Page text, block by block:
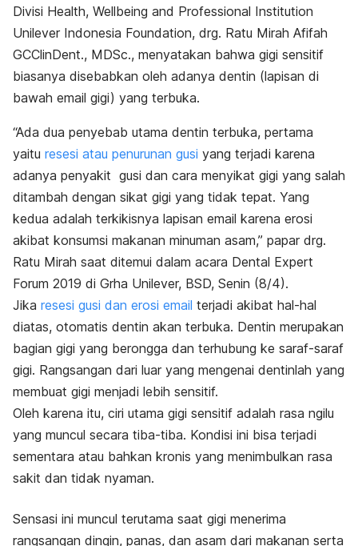
Divisi Health, Wellbeing and Professional Institution
Unilever Indonesia Foundation, drg. Ratu Mirah Afifah
GCClinDent., MDSc., menyatakan bahwa gigi sensitif
biasanya disebabkan oleh adanya dentin (lapisan di
bawah email gigi) yang terbuka.
“Ada dua penyebab utama dentin terbuka, pertama
yaitu resesi atau penurunan gusi yang terjadi karena
adanya penyakit gusi dan cara menyikat gigi yang salah
ditambah dengan sikat gigi yang tidak tepat. Yang
kedua adalah terkikisnya lapisan email karena erosi
akibat konsumsi makanan minuman asam,” papar drg.
Ratu Mirah saat ditemui dalam acara Dental Expert
Forum 2019 di Grha Unilever, BSD, Senin (8/4).
Jika resesi gusi dan erosi email terjadi akibat hal-hal
diatas, otomatis dentin akan terbuka. Dentin merupakan
bagian gigi yang berongga dan terhubung ke saraf-saraf
gigi. Rangsangan dari luar yang mengenai dentinlah yang
membuat gigi menjadi lebih sensitif.
Oleh karena itu, ciri utama gigi sensitif adalah rasa ngilu
yang muncul secara tiba-tiba. Kondisi ini bisa terjadi
sementara atau bahkan kronis yang menimbulkan rasa
sakit dan tidak nyaman.
Sensasi ini muncul terutama saat gigi menerima
rangsangan dingin, panas, dan asam dari makanan serta